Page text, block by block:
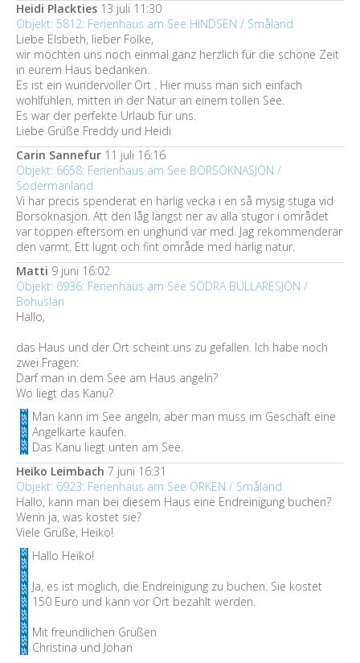
Heidi Plackties 13 juli 11:30
Objekt: 5812: Ferienhaus am See HINDSEN / Småland
Liebe Elsbeth, lieber Folke,
wir möchten uns noch einmal ganz herzlich für die schöne Zeit
in eurem Haus bedanken.
Es ist ein wundervoller Ort . Hier muss man sich einfach
wohlfühlen, mitten in der Natur an einem tollen See.
Es war der perfekte Urlaub für uns.
Liebe Grüße Freddy und Heidi
Carin Sannefur 11 juli 16:16
Objekt: 6658: Ferienhaus am See BORSÖKNASJÖN /
Södermanland
Vi har precis spenderat en härlig vecka i en så mysig stuga vid
Borsöknasjön. Att den låg längst ner av alla stugor i området
var toppen eftersom en unghund var med. Jag rekommenderar
den varmt. Ett lugnt och fint område med härlig natur.
Matti 9 juni 16:02
Objekt: 6936: Ferienhaus am See SÖDRA BULLARESJÖN /
Bohuslän
Hallo,
das Haus und der Ort scheint uns zu gefallen. Ich habe noch
zwei Fragen:
Darf man in dem See am Haus angeln?
Wo liegt das Kanu?
Man kann im See angeln, aber man muss im Geschäft eine
Angelkarte kaufen.
Das Kanu liegt unten am See.
Heiko Leimbach 7 juni 16:31
Objekt: 6923: Ferienhaus am See ÖRKEN / Småland
Hallo, kann man bei diesem Haus eine Endreinigung buchen?
Wenn ja, was kostet sie?
Viele Grüße, Heiko!
Hallo Heiko!
Ja, es ist möglich, die Endreinigung zu buchen. Sie kostet
150 Euro und kann vor Ort bezahlt werden.
Mit freundlichen Grüßen
Christina und Johan